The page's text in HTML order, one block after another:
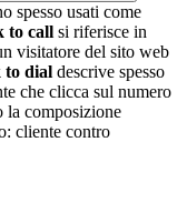
spesso usati come
to call si riferisce in
visitatore del sito web
to dial descrive spesso
che clicca sul numero
la composizione
cliente contro